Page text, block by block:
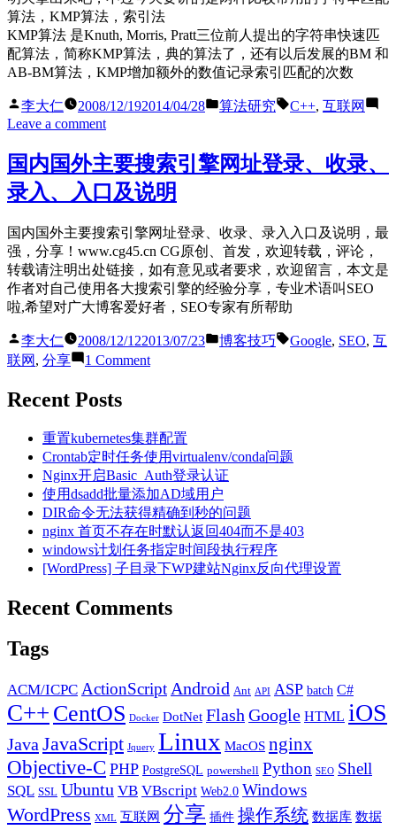
证
券
股
票
数
据
(时
价
等)
算法，KMP算法，索引法
KMP算法 是Knuth, Morris, Pratt三位前人提出的字符串快速匹
配算法，简称KMP算法，典的算法了，还有以后发展的BM 和
AB-BM算法，KMP增加额外的数值记录索引匹配的次数
Posted
by
李大仁 2008/12/192014/04/28
Posted
算法研究 Tags:
C++, 互联网
Leave a commenton
法]
两
种
符
串
匹
配
算
（索
引
KMP
法）
对
比，
C
语
言
实
现
国内国外主要搜索引擎网址登录、收录、
录入、入口及说明
国内国外主要搜索引擎网址登录、收录、录入入口及说明，最
强，分享！www.cg45.cn CG原创、首发，欢迎转载，评论，
转载请注明出处链接，如有意见或者要求，欢迎留言，本文是
作者对自己使用各大搜索引擎的经验分享，专业术语叫SEO
啦,希望对广大博客爱好者，SEO专家有所帮助
Posted
by
李大仁 2008/12/122013/07/23
Posted
博客技巧 Tags:
Google, SEO, 互
联网 , 分享 1 Commenton
外
主
要
搜
索
引
擎
网
址
录、
入、
入
口
及
说
明
Recent Posts
重置kubernetes集群配置
Crontab定时任务使用virtualenv/conda问题
Nginx开启Basic_Auth登录认证
使用dsadd批量添加AD域用户
DIR命令无法获得精确到秒的问题
nginx 首页不存在时默认返回404而不是403
windows计划任务指定时间段执行程序
[WordPress] 子目录下WP建站Nginx反向代理设置
Recent Comments
Tags
ACM/ICPC ActionScript Android Ant API ASP batch C#
C++ CentOS Docker DotNet Flash Google HTML iOS
Java JavaScript Jquery Linux MacOS nginx
Objective-C PHP PostgreSQL powershell Python SEO Shell
SQL SSL Ubuntu VB VBscript Web2.0 Windows
WordPress XML 互联网 分享 插件 操作系统 数据库 数据